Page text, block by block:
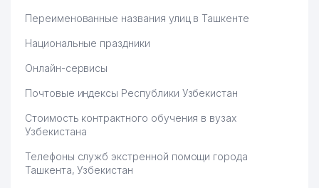
Переименованные названия улиц в Ташкенте
Национальные праздники
Онлайн-сервисы
Почтовые индексы Республики Узбекистан
Стоимость контрактного обучения в вузах
Узбекистана
Телефоны служб экстренной помощи города
Ташкента, Узбекистан